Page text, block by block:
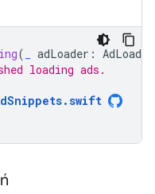
( adLoader : AdLoader
loading ads.
.swift